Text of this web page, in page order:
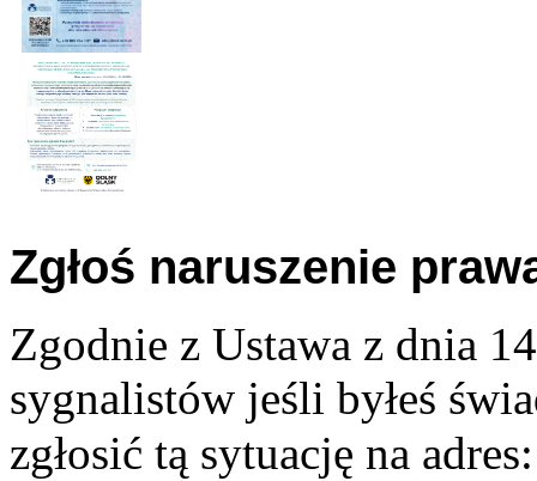
Zgłoś naruszenie
Zgodnie z Ustawa z dnia
sygnalistów jeśli byłeś
zgłosić tą sytuację na